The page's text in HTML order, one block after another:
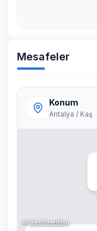
Mesafeler
Konum
Antalya / Kaş
©OpenStreetMap